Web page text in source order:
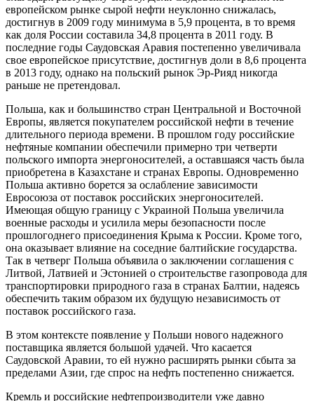
европейском рынке сырой нефти неуклонно снижалась,
достигнув в 2009 году минимума в 5,9 процента, в то время
как доля России составила 34,8 процента в 2011 году. В
последние годы Саудовская Аравия постепенно увеличивала
свое европейское присутствие, достигнув доли в 8,6 процента
в 2013 году, однако на польский рынок Эр-Рияд никогда
раньше не претендовал.
Польша, как и большинство стран Центральной и Восточной
Европы, является покупателем российской нефти в течение
длительного периода времени. В прошлом году российские
нефтяные компании обеспечили примерно три четверти
польского импорта энергоносителей, а оставшаяся часть была
приобретена в Казахстане и странах Европы. Одновременно
Польша активно борется за ослабление зависимости
Евросоюза от поставок российских энергоносителей.
Имеющая общую границу с Украиной Польша увеличила
военные расходы и усилила меры безопасности после
прошлогоднего присоединения Крыма к России. Кроме того,
она оказывает влияние на соседние балтийские государства.
Так в четверг Польша объявила о заключении соглашения с
Литвой, Латвией и Эстонией о строительстве газопровода для
транспортировки природного газа в странах Балтии, надеясь
обеспечить таким образом их будущую независимость от
поставок российского газа.
В этом контексте появление у Польши нового надежного
поставщика является большой удачей. Что касается
Саудовской Аравии, то ей нужно расширять рынки сбыта за
пределами Азии, где спрос на нефть постепенно снижается.
Кремль и российские нефтепроизводители уже давно